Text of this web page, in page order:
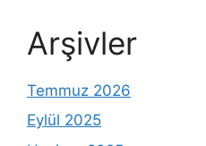
Arşivler
Temmuz 2026
Eylül 2025